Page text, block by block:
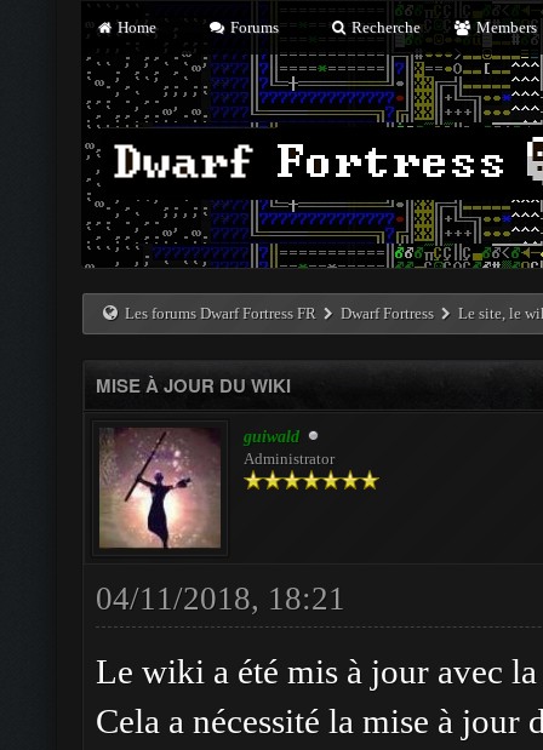
Home Forums Recherche Members
Les forums Dwarf Fortress FR Dwarf Fortress Le site, le
MISE À JOUR DU WIKI
guiwald
Administrator
04/11/2018, 18:21
Le wiki a été mis à jour avec
Cela a nécessité la mise à